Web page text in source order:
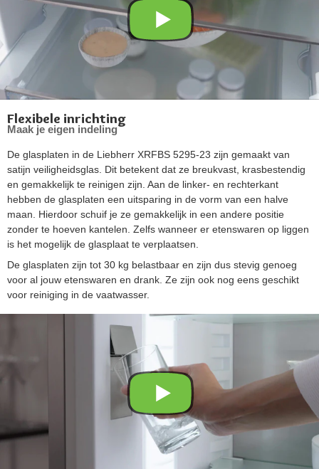
Flexibele inrichting
Maak je eigen indeling
De glasplaten in de Liebherr XRFBS 5295-23 zijn gemaakt van
satijn veiligheidsglas. Dit betekent dat ze breukvast, krasbestendig
en gemakkelijk te reinigen zijn. Aan de linker- en rechterkant
hebben de glasplaten een uitsparing in de vorm van een halve
maan. Hierdoor schuif je ze gemakkelijk in een andere positie
zonder te hoeven kantelen. Zelfs wanneer er etenswaren op liggen
is het mogelijk de glasplaat te verplaatsen.
De glasplaten zijn tot 30 kg belastbaar en zijn dus stevig genoeg
voor al jouw etenswaren en drank. Ze zijn ook nog eens geschikt
voor reiniging in de vaatwasser.